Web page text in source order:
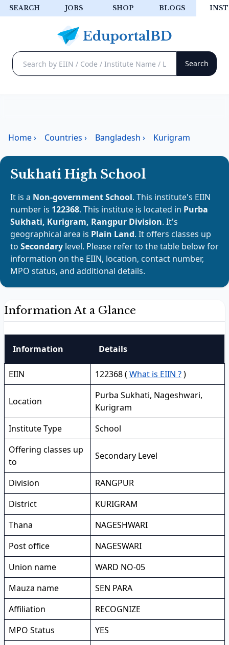
SEARCH JOBS SHOP BLOGS
Home› Countries › Bangladesh › Kurigram
Sukhati High School
It is a Non-government School. This institute's EIIN
number is 122368. This institute is located in Purba
Sukhati, Kurigram, Rangpur Division. It's
geographical area is Plain Land. It offers classes up
to Secondary level. Please refer to the table below for
information on the EIIN, location, contact number,
MPO status, and additional details.
Information At a Glance
Information Details
EIIN 122368 ( What is EIIN ?)
Location
Purba Sukhati, Nageshwari,
Kurigram
Institute Type
School
Offering classes up
to
Secondary Level
Division
RANGPUR
District
KURIGRAM
Thana
NAGESHWARI
Post office
NAGESWARI
Union name
WARD NO-05
Mauza name
SEN PARA
Affiliation
RECOGNIZE
MPO Status
YES